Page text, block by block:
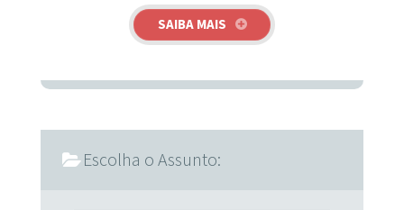
SAIBA MAIS
Escolha o Assunto: